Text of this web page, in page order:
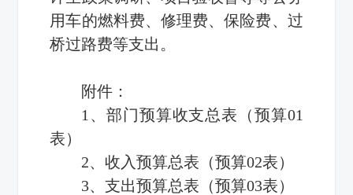
用车的燃料费、修理费、保险费、过
桥过路费等支出。
附件：
1、部门预算收支总表（预算01
表）
2、收入预算总表（预算02表）
3、支出预算总表（预算03表）